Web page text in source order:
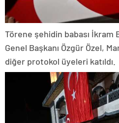
Törene şehidin babası İkram
Genel Başkanı Özgür Özel,
diğer protokol üyeleri katıldı.